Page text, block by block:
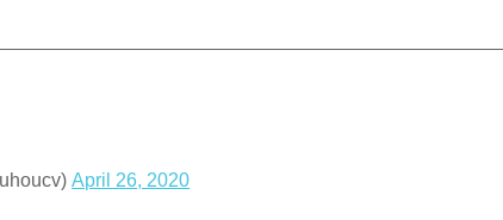
April 26, 2020